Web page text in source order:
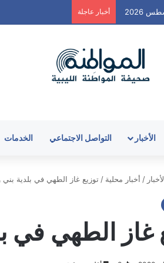
أخبار عاجلة
الأخبار التواصل الاجتماعي الخدمات
/ أخبار محلية / توزيع غاز الطهي في بلدية
غاز الطهي في